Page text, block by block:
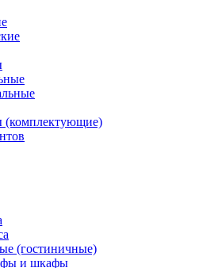
(комплектующие)
(гостиничные)
и шкафы